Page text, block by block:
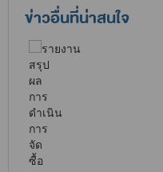
ข่าวอื่นที่น่าสนใจ